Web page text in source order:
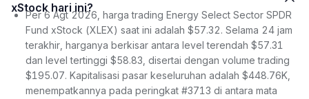
xStock hari ini?
Per 6 Agt 2026, harga trading Energy Select Sector SPDR
Fund xStock (XLEX) saat ini adalah $57.32. Selama 24 jam
terakhir, harganya berkisar antara level terendah $57.31
dan level tertinggi $58.83, disertai dengan volume trading
$195.07. Kapitalisasi pasar keseluruhan adalah $448.76K,
menempatkannya pada peringkat #3713 di antara mata